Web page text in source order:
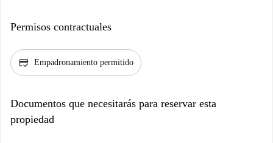
Permisos contractuales
credit_score Empadronamiento permitido
Documentos que necesitarás para reservar esta
propiedad